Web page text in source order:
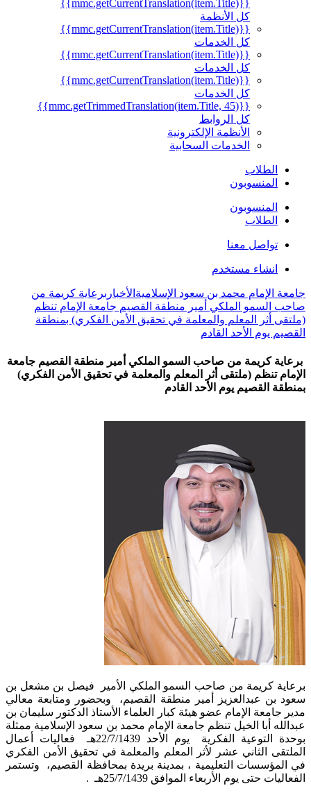
{{mmc.getCurrentTranslation(item.Title)}}
كل الأنظمة
{{mmc.getCurrentTranslation(item.Title)}}
كل الخدمات
{{mmc.getCurrentTranslation(item.Title)}}
كل الخدمات
{{mmc.getCurrentTranslation(item.Title)}}
كل الخدمات
{{mmc.getTrimmedTranslation(item.Title, 45)}}
كل الروابط
الأنظمة الإلكترونية
الخدمات السحابية
الطلاب
المنسوبون
المنسوبون
الطلاب
تواصل معنا
انشاء مستخدم
جامعة الإمام محمد بن سعود الإسلامية الأخبار برعاية كريمة من
صاحب السمو الملكي أمير منطقة القصيم جامعة الإمام تنظم
(ملتقى أثر المعلم والمعلمة في تحقيق الأمن الفكري) بمنطقة
القصيم يوم الأحد القادم
برعاية كريمة من صاحب السمو الملكي أمير منطقة القصيم جامعة
الإمام تنظم (ملتقى أثر المعلم والمعلمة في تحقيق الأمن الفكري)
بمنطقة القصيم يوم الأحد القادم
برعاية كريمة من صاحب السمو الملكي الأمير فيصل بن مشعل بن
سعود بن عبدالعزيز أمير منطقة القصيم، وبحضور ومتابعة معالي
مدير جامعة الإمام عضو هيئة كبار العلماء الأستاذ الدكتور سليمان بن
عبدالله أبا الخيل تنظم جامعة الإمام محمد بن سعود الإسلامية ممثلة
بوحدة التوعية الفكرية يوم الأحد 22/7/1439هـ فعاليات أعمال
الملتقى الثاني عشر لأثر المعلم والمعلمة في تحقيق الأمن الفكري
في المؤسسات التعليمية ، بمدينة بريدة بمحافظة القصيم، وتستمر
الفعاليات حتى يوم الأربعاء الموافق 25/7/1439هـ .